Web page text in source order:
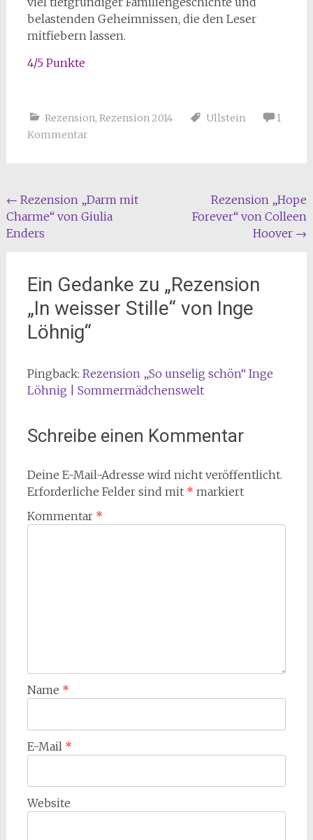
belastenden Geheimnissen, die den Leser
mitfiebern lassen.
4/5 Punkte
Rezension, Rezension 2014 Ullstein
1
Kommentar
Beitragsnavigation
← Rezension „Darm mit
Charme“ von Giulia
Enders
Rezension „Hope
Forever“ von Colleen
Hoover →
Ein Gedanke zu „Rezension
„In weisser Stille“ von Inge
Löhnig“
Pingback: Rezension „So unselig schön“ Inge
Löhnig | Sommermädchenswelt
Schreibe einen Kommentar
Deine E-Mail-Adresse wird nicht veröffentlicht.
Erforderliche Felder sind mit * markiert
Kommentar *
Name *
E-Mail *
Website